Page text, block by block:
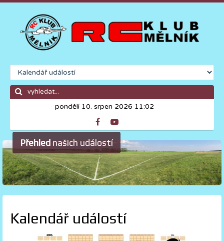
pondělí 10. srpen 2026 11:02
Přehled našich událostí
Kalendář událostí